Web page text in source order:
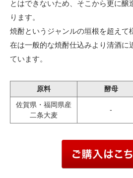
とはできないため、そこから更に醸
ります。
焼酎というジャンルの垣根を超えて
在は一般的な焼酎仕込みより清酒に
ています。
原料 酵母
佐賀県・福岡県産
二条大麦
-